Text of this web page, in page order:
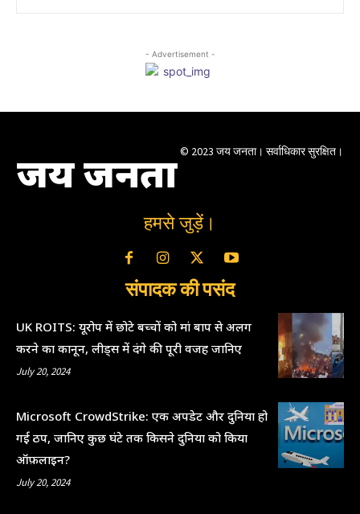
- Advertisement -
जय जनता © 2023 जय जनता। सर्वाधिकार सुरक्षित।
हमसे जुड़ें।
संपादक की पसंद
UK ROITS: यूरोप में छोटे बच्चों को मां बाप से अलग
करने का कानून, लीड्स में दंगे की पूरी वजह जानिए
July 20, 2024
Microsoft CrowdStrike: एक अपडेट और दुनिया हो
गई ठप, जानिए कुछ घंटे तक किसने दुनिया को किया
ऑफ़लाइन?
July 20, 2024